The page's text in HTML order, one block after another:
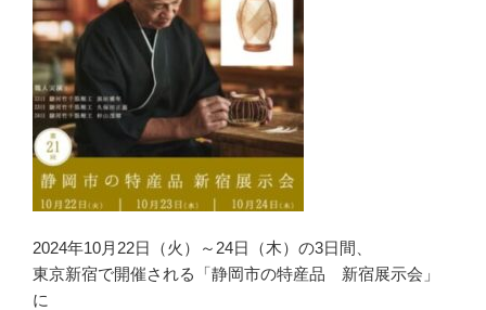
2024年10月22日（火）～24日（木）の3日間、
東京新宿で開催される「静岡市の特産品 新宿展示会」
に